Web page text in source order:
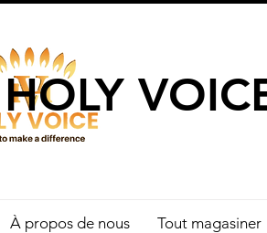
HOLY
À propos de nous Tout magasiner